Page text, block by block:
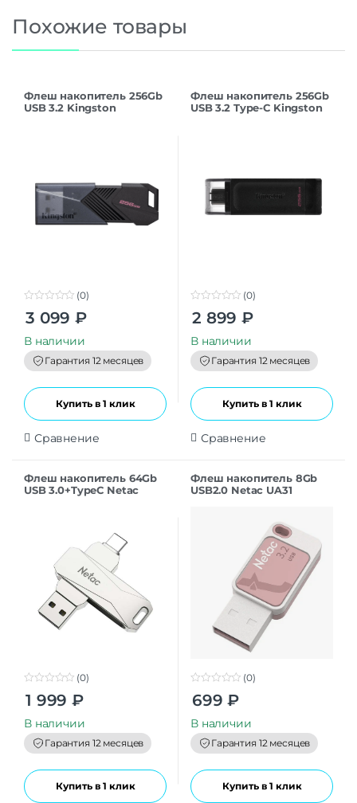
Похожие товары
Флеш накопитель 256Gb
USB 3.2 Kingston
o
t
o
f
5
(0)
3 099 ₽
В наличии
Гарантия 12 месяцев
Купить в 1 клик
Сравнение
Флеш накопитель 256Gb
USB 3.2 Type-C Kingston
o
t
o
f
5
(0)
2 899 ₽
В наличии
Гарантия 12 месяцев
Купить в 1 клик
Сравнение
Флеш накопитель 64Gb
USB 3.0+TypeC Netac
t
o
f
5
(0)
1 999 ₽
В наличии
Гарантия 12 месяцев
Купить в 1 клик
Флеш накопитель 8Gb
USB2.0 Netac UA31
o
t
o
f
5
(0)
699 ₽
В наличии
Гарантия 12 месяцев
Купить в 1 клик